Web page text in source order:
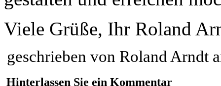
Viele Grüße, Ihr Roland
geschrieben von Roland Arndt
Hinterlassen Sie ein Kommentar